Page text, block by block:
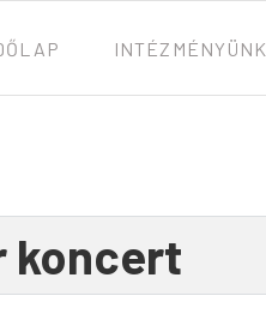
INTÉZMÉNYÜNK
koncert